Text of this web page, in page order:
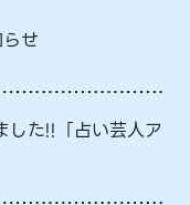
せ
した!!「占い芸人ア